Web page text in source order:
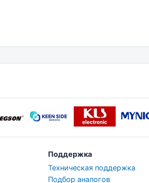
Поддержка
Техническая поддержка
Подбор аналогов